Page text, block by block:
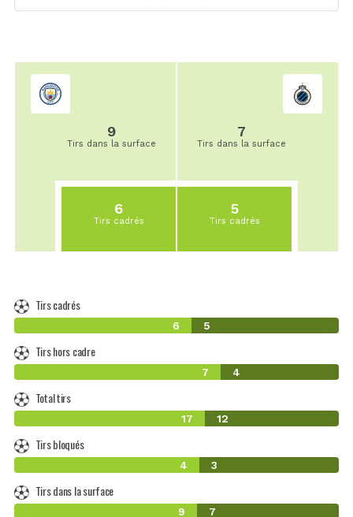
9
Tirs dans la surface
6
Tirs cadrés
7
Tirs dans la surface
5
Tirs cadrés
Tirs cadrés
6 5
Tirs hors cadre
7 4
Total tirs
17 12
Tirs bloqués
4 3
Tirs dans la surface
9 7